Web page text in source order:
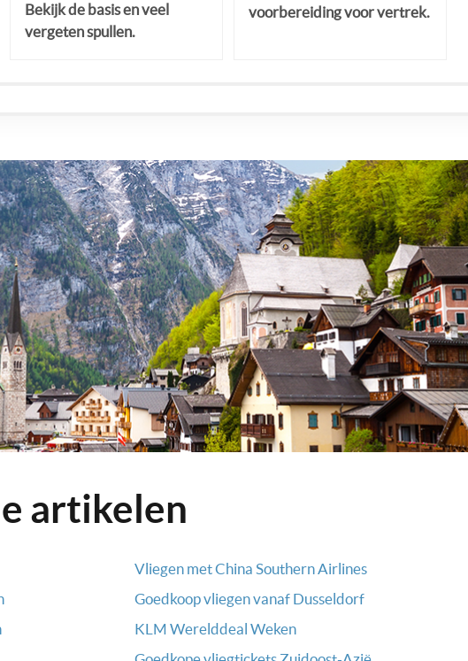
Bekijk de basis en veel
vergeten spullen.
voorbereiding voor vertrek.
artikelen
Vliegen met China Southern Airlines
Goedkoop vliegen vanaf Dusseldorf
KLM Werelddeal Weken